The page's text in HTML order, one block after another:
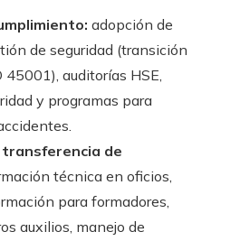
adopción de
de seguridad (transición
45001), auditorías HSE,
y programas para
de
técnica en oficios,
para formadores,
auxilios, manejo de